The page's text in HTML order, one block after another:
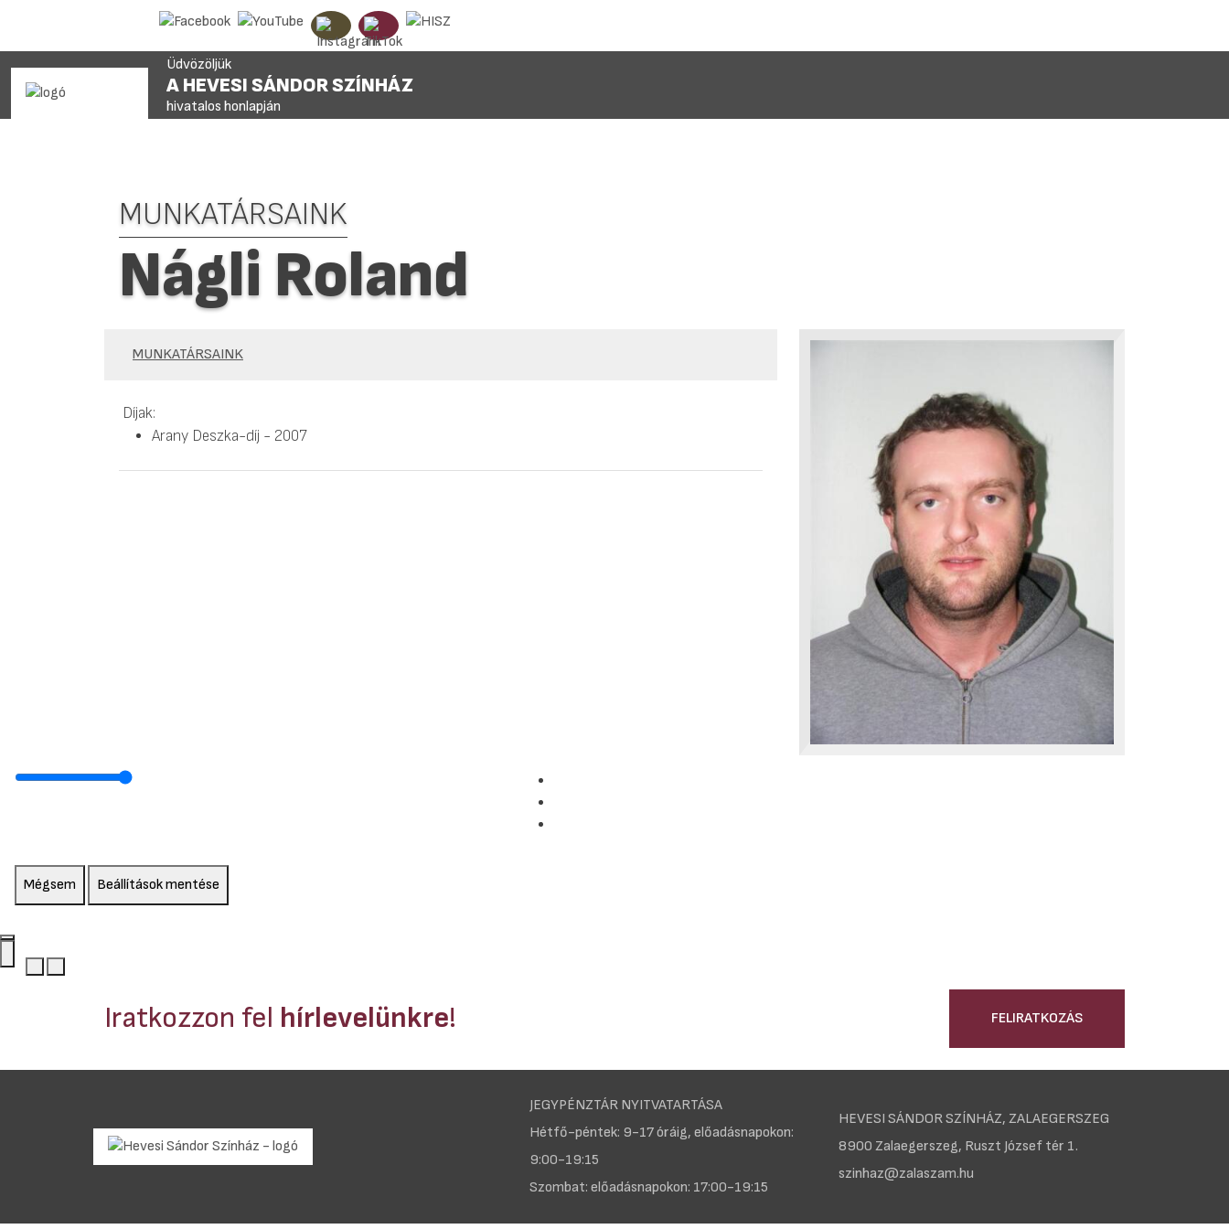
Üdvözöljük
A HEVESI SÁNDOR SZÍNHÁZ
hivatalos honlapján
MUNKATÁRSAINK
Nágli Roland
MUNKATÁRSAINK
Díjak:
Arany Deszka-díj - 2007
Mégsem Beállítások mentése
Iratkozzon fel hírlevelünkre! FELIRATKOZÁS
JEGYPÉNZTÁR NYITVATARTÁSA
Hétfő-péntek: 9-17 óráig, előadásnapokon:
9:00-19:15
Szombat: előadásnapokon: 17:00-19:15
HEVESI SÁNDOR SZÍNHÁZ, ZALAEGERSZEG
8900 Zalaegerszeg, Ruszt József tér 1.
szinhaz@zalaszam.hu